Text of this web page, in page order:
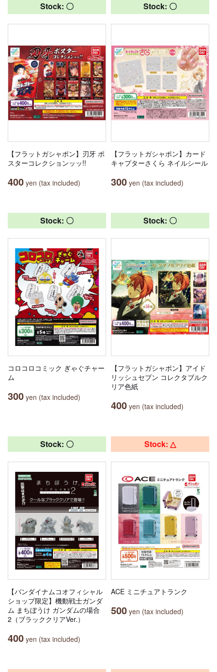
Stock: 〇
【フラットガシャポン】刃牙 ポ
スターコレクションッッ!!
400 yen (tax included)
Stock: 〇
【フラットガシャポン】カード
キャプターさくら ネイルシール
300 yen (tax included)
Stock: 〇
コロコロコミック ぎゃぐチャー
ム
300 yen (tax included)
Stock: 〇
【フラットガシャポン】アイド
リッシュセブン コレクタブルク
リア色紙
400 yen (tax included)
Stock: 〇
【バンダイナムコオフィシャル
ショップ限定】機動戦士ガンダ
ム まちぼうけ ガンダムの場合
2（ブラッククリアVer.）
400 yen (tax included)
Stock: △
ACE ミニチュアトランク
500 yen (tax included)